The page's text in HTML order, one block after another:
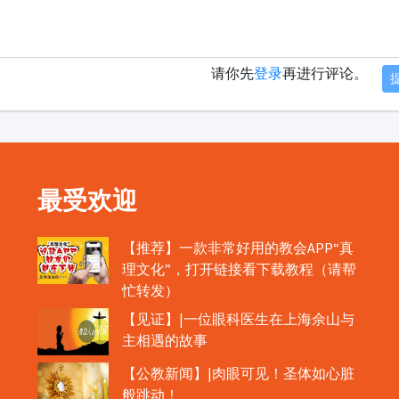
请你先登录再进行评论。
最受欢迎
【推荐】一款非常好用的教会APP“真
理文化”，打开链接看下载教程（请帮
忙转发）
【见证】|一位眼科医生在上海佘山与
主相遇的故事
【公教新闻】|肉眼可见！圣体如心脏
般跳动！